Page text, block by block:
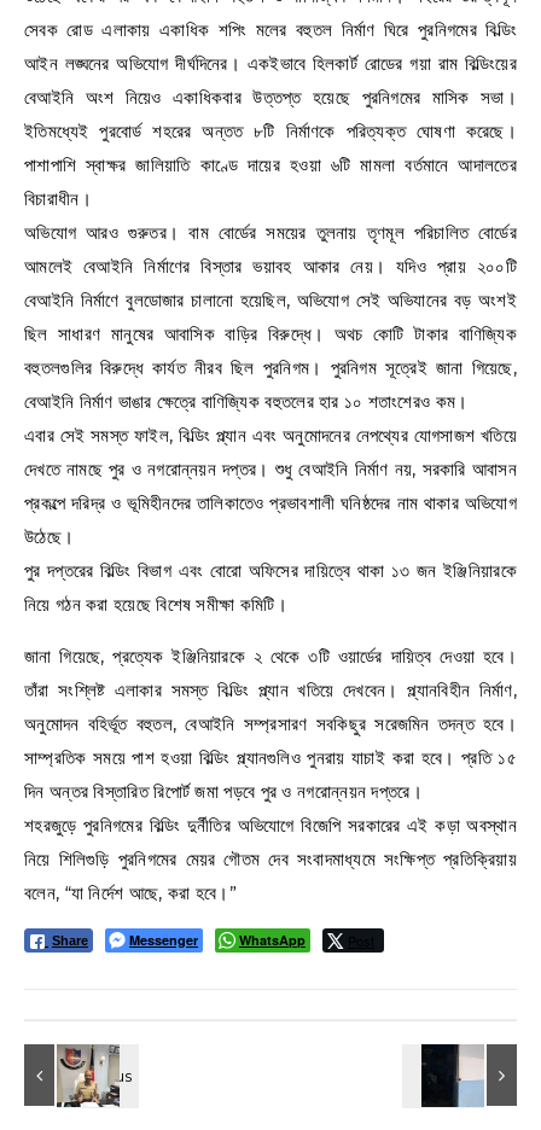
সেবক রোড এলাকায় একাধিক শপিং মলের বহুতল নির্মাণ ঘিরে পুরনিগমের বিল্ডিং
আইন লঙ্ঘনের অভিযোগ দীর্ঘদিনের। একইভাবে হিলকার্ট রোডের গয়া রাম বিল্ডিংয়ের
বেআইনি অংশ নিয়েও একাধিকবার উত্তপ্ত হয়েছে পুরনিগমের মাসিক সভা।
ইতিমধ্যেই পুরবোর্ড শহরের অন্তত ৮টি নির্মাণকে পরিত্যক্ত ঘোষণা করেছে।
পাশাপাশি স্বাক্ষর জালিয়াতি কাণ্ডে দায়ের হওয়া ৬টি মামলা বর্তমানে আদালতের
বিচারাধীন।
অভিযোগ আরও গুরুতর। বাম বোর্ডের সময়ের তুলনায় তৃণমূল পরিচালিত বোর্ডের
আমলেই বেআইনি নির্মাণের বিস্তার ভয়াবহ আকার নেয়। যদিও প্রায় ২০০টি
বেআইনি নির্মাণে বুলডোজার চালানো হয়েছিল, অভিযোগ সেই অভিযানের বড় অংশই
ছিল সাধারণ মানুষের আবাসিক বাড়ির বিরুদ্ধে। অথচ কোটি টাকার বাণিজ্যিক
বহুতলগুলির বিরুদ্ধে কার্যত নীরব ছিল পুরনিগম। পুরনিগম সূত্রেই জানা গিয়েছে,
বেআইনি নির্মাণ ভাঙার ক্ষেত্রে বাণিজ্যিক বহুতলের হার ১০ শতাংশেরও কম।
এবার সেই সমস্ত ফাইল, বিল্ডিং প্ল্যান এবং অনুমোদনের নেপথ্যের যোগসাজশ খতিয়ে
দেখতে নামছে পুর ও নগরোন্নয়ন দপ্তর। শুধু বেআইনি নির্মাণ নয়, সরকারি আবাসন
প্রকল্পে দরিদ্র ও ভূমিহীনদের তালিকাতেও প্রভাবশালী ঘনিষ্ঠদের নাম থাকার অভিযোগ
উঠেছে।
পুর দপ্তরের বিল্ডিং বিভাগ এবং বোরো অফিসের দায়িত্বে থাকা ১৩ জন ইঞ্জিনিয়ারকে
নিয়ে গঠন করা হয়েছে বিশেষ সমীক্ষা কমিটি।
জানা গিয়েছে, প্রত্যেক ইঞ্জিনিয়ারকে ২ থেকে ৩টি ওয়ার্ডের দায়িত্ব দেওয়া হবে।
তাঁরা সংশ্লিষ্ট এলাকার সমস্ত বিল্ডিং প্ল্যান খতিয়ে দেখবেন। প্ল্যানবিহীন নির্মাণ,
অনুমোদন বহির্ভূত বহুতল, বেআইনি সম্প্রসারণ সবকিছুর সরেজমিন তদন্ত হবে।
সাম্প্রতিক সময়ে পাশ হওয়া বিল্ডিং প্ল্যানগুলিও পুনরায় যাচাই করা হবে। প্রতি ১৫
দিন অন্তর বিস্তারিত রিপোর্ট জমা পড়বে পুর ও নগরোন্নয়ন দপ্তরে।
শহরজুড়ে পুরনিগমের বিল্ডিং দুর্নীতির অভিযোগে বিজেপি সরকারের এই কড়া অবস্থান
নিয়ে শিলিগুড়ি পুরনিগমের মেয়র গৌতম দেব সংবাদমাধ্যমে সংক্ষিপ্ত প্রতিক্রিয়ায়
বলেন, “যা নির্দেশ আছে, করা হবে।”
Share Messenger WhatsApp Post